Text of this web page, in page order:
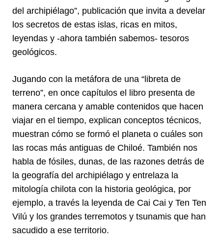
del archipiélago”, publicación que invita a develar
los secretos de estas islas, ricas en mitos,
leyendas y -ahora también sabemos- tesoros
geológicos.
Jugando con la metáfora de una “libreta de
terreno”, en once capítulos el libro presenta de
manera cercana y amable contenidos que hacen
viajar en el tiempo, explican conceptos técnicos,
muestran cómo se formó el planeta o cuáles son
las rocas más antiguas de Chiloé. También nos
habla de fósiles, dunas, de las razones detrás de
la geografía del archipiélago y entrelaza la
mitología chilota con la historia geológica, por
ejemplo, a través la leyenda de Cai Cai y Ten Ten
Vilú y los grandes terremotos y tsunamis que han
sacudido a ese territorio.